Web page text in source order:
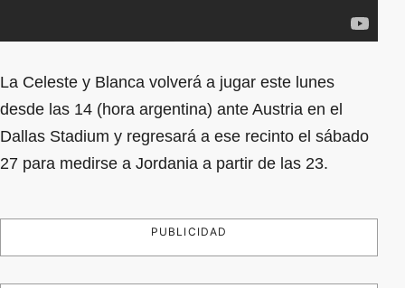
La Celeste y Blanca volverá a jugar este lunes
desde las 14 (hora argentina) ante Austria en el
Dallas Stadium y regresará a ese recinto el sábado
27 para medirse a Jordania a partir de las 23.
PUBLICIDAD